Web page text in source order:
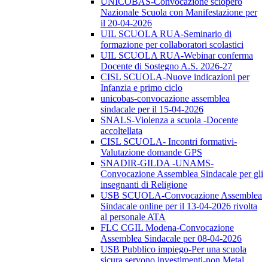
Nazionale Scuola con Manifestazione per
il 20-04-2026
UIL SCUOLA RUA-Seminario di
formazione per collaboratori scolastici
UIL SCUOLA RUA-Webinar conferma
Docente di Sostegno A.S. 2026-27
CISL SCUOLA-Nuove indicazioni per
Infanzia e primo ciclo
unicobas-convocazione assemblea
sindacale per il 15-04-2026
SNALS-Violenza a scuola -Docente
accoltellata
CISL SCUOLA- Incontri formativi-
Valutazione domande GPS
SNADIR-GILDA -UNAMS-
Convocazione Assemblea Sindacale per gli
insegnanti di Religione
USB SCUOLA-Convocazione Assemblea
Sindacale online per il 13-04-2026 rivolta
al personale ATA
FLC CGIL Modena-Convocazione
Assemblea Sindacale per 08-04-2026
USB Pubblico impiego-Per una scuola